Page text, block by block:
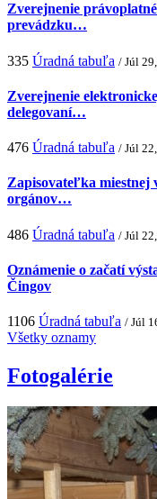
Zverejnenie
prevádzku…
335 Úradná tabuľa / Júl
Zverejnenie
delegovaní…
476 Úradná tabuľa / Júl
Zapisovateľka miestnej
orgánov…
486 Úradná tabuľa / Júl
Oznámenie o začatí
Čingov
1106 Úradná tabuľa / Júl
Všetky oznamy
Fotogalérie